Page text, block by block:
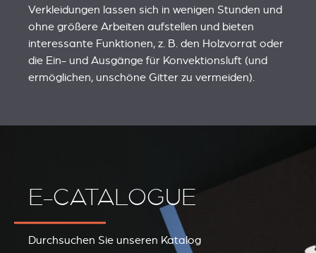
Verkleidungen lassen sich in wenigen Stunden und
ohne größere Arbeiten aufstellen und bieten
interessante Funktionen, z. B. den Holzvorrat oder
die Ein- und Ausgänge für Konvektionsluft (und
ermöglichen, unschöne Gitter zu vermeiden).
E-CATALOGUE
Durchsuchen Sie unseren Katalog